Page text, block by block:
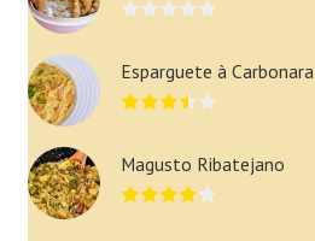
Esparguete à Carbonara
Magusto Ribatejano